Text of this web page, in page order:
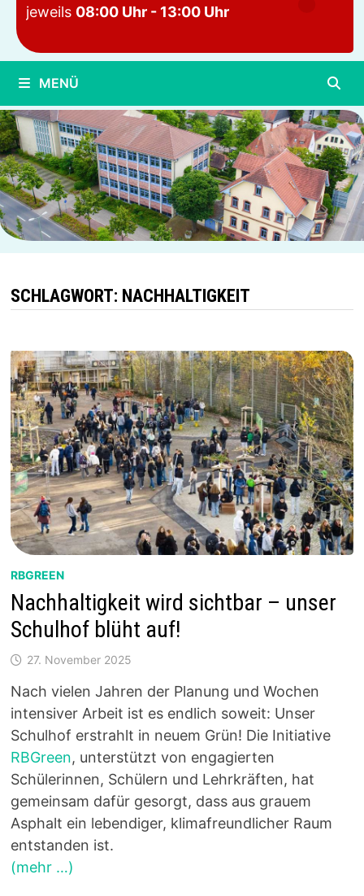
jeweils 08:00 Uhr - 13:00 Uhr
MENÜ
SCHLAGWORT: NACHHALTIGKEIT
RBGREEN
Nachhaltigkeit wird sichtbar – unser
Schulhof blüht auf!
27. November 2025
Nach vielen Jahren der Planung und Wochen
intensiver Arbeit ist es endlich soweit: Unser
Schulhof erstrahlt in neuem Grün! Die Initiative
RBGreen, unterstützt von engagierten
Schülerinnen, Schülern und Lehrkräften, hat
gemeinsam dafür gesorgt, dass aus grauem
Asphalt ein lebendiger, klimafreundlicher Raum
entstanden ist.
(mehr …)